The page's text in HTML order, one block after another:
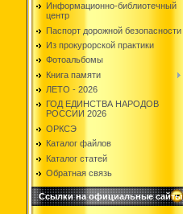
Информационно-библиотечный
центр
Паспорт дорожной безопасности
Из прокурорской практики
Фотоальбомы
Книга памяти
ЛЕТО - 2026
ГОД ЕДИНСТВА НАРОДОВ
РОССИИ 2026
ОРКСЭ
Каталог файлов
Каталог статей
Обратная связь
Ссылки на официальные сайты